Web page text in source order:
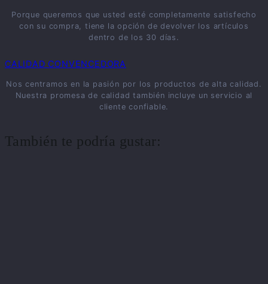
Porque queremos que usted esté completamente satisfecho
con su compra, tiene la opción de devolver los artículos
dentro de los 30 días.
CALIDAD CONVENCEDORA
Nos centramos en la pasión por los productos de alta calidad.
Nuestra promesa de calidad también incluye un servicio al
cliente confiable.
También te podría gustar: